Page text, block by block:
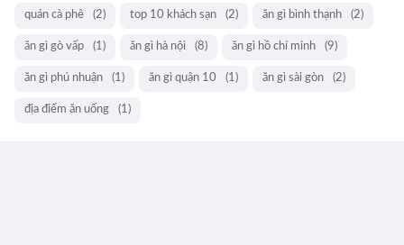
quán cà phê (2) top 10 khách sạn (2) ăn gì bình thạnh (2)
ăn gì gò vấp (1) ăn gì hà nội (8) ăn gì hồ chí minh (9)
ăn gì phú nhuận (1) ăn gì quận 10 (1) ăn gì sài gòn (2)
địa điểm ăn uống (1)